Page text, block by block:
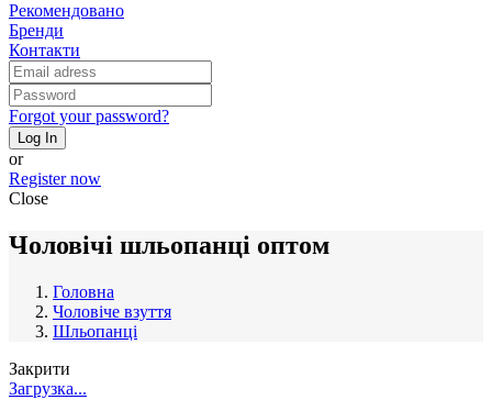
Рекомендовано
Бренди
Контакти
Forgot your password?
Log In
or
Register now
Close
Чоловічі шльопанці оптом
Головна
Чоловіче взуття
Шльопанці
Закрити
Загрузка...